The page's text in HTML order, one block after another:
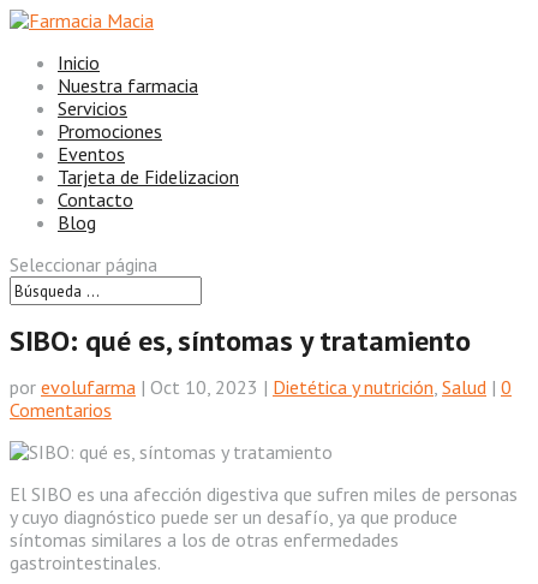
Inicio
Nuestra farmacia
Servicios
Promociones
Eventos
Tarjeta de Fidelizacion
Contacto
Blog
Seleccionar página
SIBO: qué es, síntomas y tratamiento
por evolufarma | Oct 10, 2023 | Dietética y nutrición Salud | 0
Comentarios
El SIBO es una afección digestiva que sufren miles de personas
y cuyo diagnóstico puede ser un desafío, ya que produce
síntomas similares a los de otras enfermedades
gastrointestinales.